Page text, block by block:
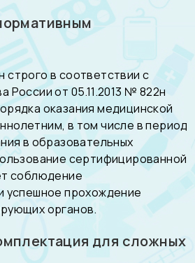
в соответствии с
России от 05.11.2013 № 822н
оказания медицинской
в том числе в период
в образовательных
сертифицированной
соблюдение
успешное прохождение
органов.
для сложных